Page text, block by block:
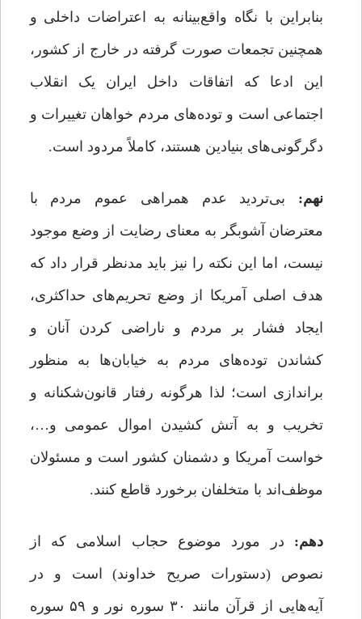
بنابراین با نگاه واقع‌بینانه به اعتراضات داخلی و
همچنین تجمعات صورت گرفته در خارج از کشور،
این ادعا که اتفاقات داخل ایران یک انقلاب
اجتماعی است و توده‌های مردم خواهان تغییرات و
دگرگونی‌های بنیادین هستند، کاملاً مردود است.
نهم: بی‌تردید عدم همراهی عموم مردم با
معترضان آشوبگر به معنای رضایت از وضع موجود
نیست، اما این نکته را نیز باید مدنظر قرار داد که
هدف اصلی آمریکا از وضع تحریم‌های حداکثری،
ایجاد فشار بر مردم و ناراضی کردن آنان و
کشاندن توده‌های مردم به خیابان‌ها به منظور
براندازی است؛ لذا هرگونه رفتار قانون‌شکنانه و
تخریب و به آتش کشیدن اموال عمومی و…،
خواست آمریکا و دشمنان کشور است و مسئولان
موظف‌اند با متخلفان برخورد قاطع کنند.
دهم: در مورد موضوع حجاب اسلامی که از
نصوص (دستورات صریح خداوند) است و در
آیه‌هایی از قرآن مانند ۳۰ سوره نور و ۵۹ سوره